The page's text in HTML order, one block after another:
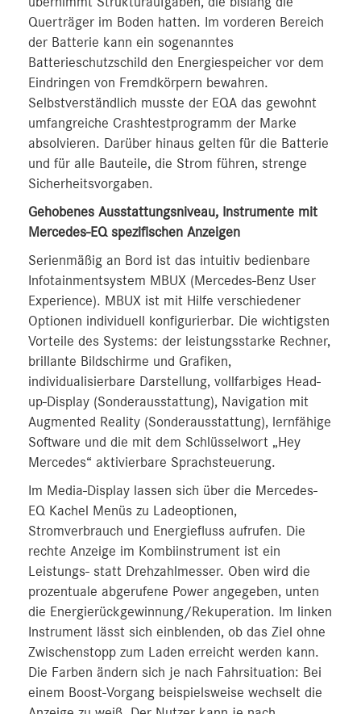
Querträger im Boden hatten. Im vorderen Bereich
der Batterie kann ein sogenanntes
Batterieschutzschild den Energiespeicher vor dem
Eindringen von Fremdkörpern bewahren.
Selbstverständlich musste der EQA das gewohnt
umfangreiche Crashtestprogramm der Marke
absolvieren. Darüber hinaus gelten für die Batterie
und für alle Bauteile, die Strom führen, strenge
Sicherheitsvorgaben.
Gehobenes Ausstattungsniveau, Instrumente mit
Mercedes-EQ spezifischen Anzeigen
Serienmäßig an Bord ist das intuitiv bedienbare
Infotainmentsystem MBUX (Mercedes-Benz User
Experience). MBUX ist mit Hilfe verschiedener
Optionen individuell konfigurierbar. Die wichtigsten
Vorteile des Systems: der leistungsstarke Rechner,
brillante Bildschirme und Grafiken,
individualisierbare Darstellung, vollfarbiges Head-
up-Display (Sonderausstattung), Navigation mit
Augmented Reality (Sonderausstattung), lernfähige
Software und die mit dem Schlüsselwort „Hey
Mercedes“ aktivierbare Sprachsteuerung.
Im Media-Display lassen sich über die Mercedes-
EQ Kachel Menüs zu Ladeoptionen,
Stromverbrauch und Energiefluss aufrufen. Die
rechte Anzeige im Kombiinstrument ist ein
Leistungs- statt Drehzahlmesser. Oben wird die
prozentuale abgerufene Power angegeben, unten
die Energierückgewinnung/Rekuperation. Im linken
Instrument lässt sich einblenden, ob das Ziel ohne
Zwischenstopp zum Laden erreicht werden kann.
Die Farben ändern sich je nach Fahrsituation: Bei
einem Boost-Vorgang beispielsweise wechselt die